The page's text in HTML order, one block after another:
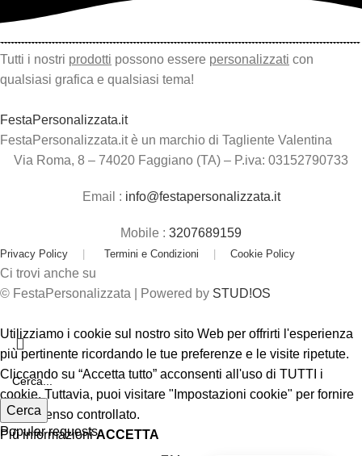
Tutti i nostri prodotti possono essere personalizzati con
qualsiasi grafica e qualsiasi tema!
FestaPersonalizzata.it
FestaPersonalizzata.it è un marchio di Tagliente Valentina
Via Roma, 8 – 74020 Faggiano (TA) – P.iva: 03152790733
Email : info@festapersonalizzata.it
Mobile : 3207689159
Privacy Policy Termini e Condizioni Cookie Policy
Ci trovi anche su
© FestaPersonalizzata | Powered by STUD!OS
Cerca
Popular requests
Utilizziamo i cookie sul nostro sito Web per offrirti l'esperienza
più pertinente ricordando le tue preferenze e le visite ripetute.
Cliccando su “Accetta tutto” acconsenti all'uso di TUTTI i
cookie. Tuttavia, puoi visitare "Impostazioni cookie" per fornire
un consenso controllato.
Più informazioniACCETTA